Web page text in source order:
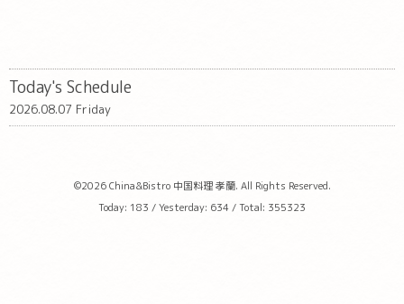
Today's Schedule
2026.08.07 Friday
©2026China&Bistro 中国料理 孝蘭. All Rights Reserved.
Today: 183 / Yesterday: 634/ Total: 355323